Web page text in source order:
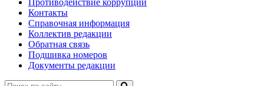
Противодействие коррупции
Контакты
Справочная информация
Коллектив редакции
Обратная связь
Подшивка номеров
Документы редакции